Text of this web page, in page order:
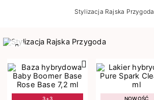
Stylizacja Rajska Przygoda
3+3
NOWOŚĆ